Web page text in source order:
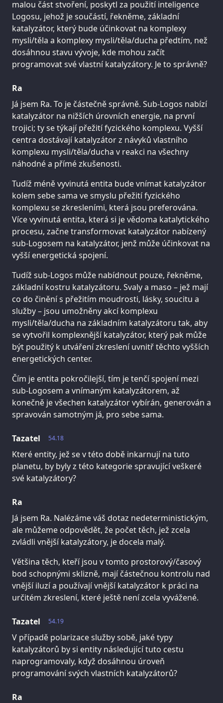
malou část stvoření, poskytl za použití inteligence
Logosu, jehož je součástí, řekněme, základní
katalyzátor, který bude účinkovat na komplexy
mysli/těla a komplexy mysli/těla/ducha předtím, než
dosáhnou stavu vývoje, kde mohou začít
programovat své vlastní katalyzátory. Je to správně?
Ra
Já jsem Ra. To je částečně správně. Sub-Logos nabízí
katalyzátor na nižších úrovních energie, na první
trojici; ty se týkají přežití fyzického komplexu. Vyšší
centra dostávají katalyzátor z návyků vlastního
komplexu mysli/těla/ducha v reakci na všechny
náhodné a přímé zkušenosti.
Tudíž méně vyvinutá entita bude vnímat katalyzátor
kolem sebe sama ve smyslu přežití fyzického
komplexu se zkresleními, která jsou preferována.
Více vyvinutá entita, která si je vědoma katalytického
procesu, začne transformovat katalyzátor nabízený
sub-Logosem na katalyzátor, jenž může účinkovat na
vyšší energetická spojení.
Tudíž sub-Logos může nabídnout pouze, řekněme,
základní kostru katalyzátoru. Svaly a maso – jež mají
co do činění s přežitím moudrosti, lásky, soucitu a
služby – jsou umožněny akcí komplexu
mysli/těla/ducha na základním katalyzátoru tak, aby
se vytvořil komplexnější katalyzátor, který pak může
být použitý k utváření zkreslení uvnitř těchto vyšších
energetických center.
Čím je entita pokročilejší, tím je tenčí spojení mezi
sub-Logosem a vnímaným katalyzátorem, až
konečně je všechen katalyzátor vybírán, generován a
spravován samotným já, pro sebe sama.
54.18
Tazatel
Které entity, jež se v této době inkarnují na tuto
planetu, by byly z této kategorie spravující veškeré
své katalyzátory?
Ra
Já jsem Ra. Nalézáme váš dotaz nedeterministickým,
ale můžeme odpovědět, že počet těch, jež zcela
zvládli vnější katalyzátory, je docela malý.
Většina těch, kteří jsou v tomto prostorový/časový
bod schopnými sklizně, mají částečnou kontrolu nad
vnější iluzí a používají vnější katalyzátor k práci na
určitém zkreslení, které ještě není zcela vyvážené.
54.19
Tazatel
V případě polarizace služby sobě, jaké typy
katalyzátorů by si entity následující tuto cestu
naprogramovaly, když dosáhnou úroveň
programování svých vlastních katalyzátorů?
Ra